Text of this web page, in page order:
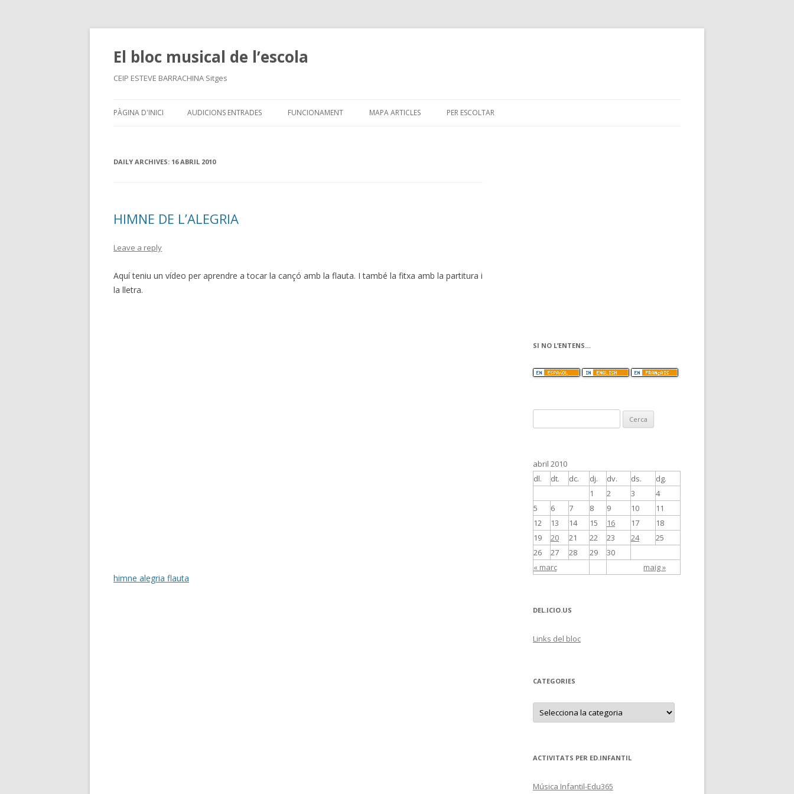
El bloc musical de l’escola
CEIP ESTEVE BARRACHINA Sitges
to
PÀGINA D'INICI AUDICIONS ENTRADES FUNCIONAMENT MAPA ARTICLES PER ESCOLTAR
DAILY ARCHIVES: 16 ABRIL 2010
HIMNE DE L’ALEGRIA
Leave a reply
Aquí teniu un vídeo per aprendre a tocar la cançó amb la flauta. I també la fitxa amb la partitura i
la lletra.
himne alegria flauta
SI NO L’ENTENS…
e
a
:
abril 2010
dl.
dt. dc. dj. dv. ds. dg.
« març maig »
1 2 3
4
5
6 7 8 9 10
11
12
13 14 15 16 17
18
19
20 21 22 23 24
25
26
27 28 29 30
DEL.ICIO.US
Links del bloc
CATEGORIES
C
t
r
i
ACTIVITATS PER ED.INFANTIL
Música Infantil-Edu365